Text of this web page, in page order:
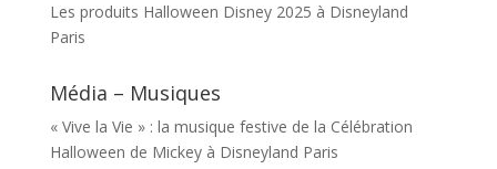
Les produits Halloween Disney 2025 à Disneyland
Paris
Média – Musiques
« Vive la Vie » : la musique festive de la Célébration
Halloween de Mickey à Disneyland Paris